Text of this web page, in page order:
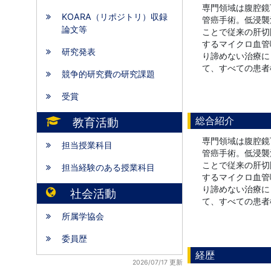
KOARA（リポジトリ）収録
論文等
研究発表
競争的研究費の研究課題
受賞
教育活動
担当授業科目
担当経験のある授業科目
社会活動
所属学協会
委員歴
2026/07/17 更新
専門領域は腹腔
管癌手術。低浸
ことで従来の肝
するマイクロ血
り諦めない治療
て、すべての患
総合紹介
専門領域は腹腔
管癌手術。低浸
ことで従来の肝
するマイクロ血
り諦めない治療
て、すべての患
経歴